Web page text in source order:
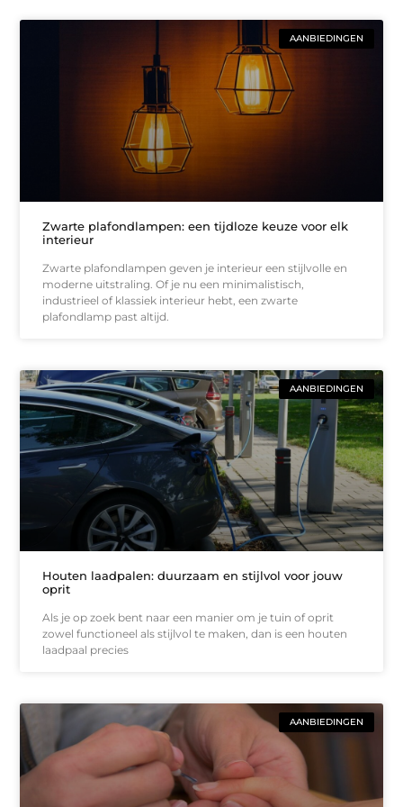
AANBIEDINGEN
Zwarte plafondlampen: een tijdloze keuze voor elk
interieur
Zwarte plafondlampen geven je interieur een stijlvolle en
moderne uitstraling. Of je nu een minimalistisch,
industrieel of klassiek interieur hebt, een zwarte
plafondlamp past altijd.
AANBIEDINGEN
Houten laadpalen: duurzaam en stijlvol voor jouw
oprit
Als je op zoek bent naar een manier om je tuin of oprit
zowel functioneel als stijlvol te maken, dan is een houten
laadpaal precies
AANBIEDINGEN